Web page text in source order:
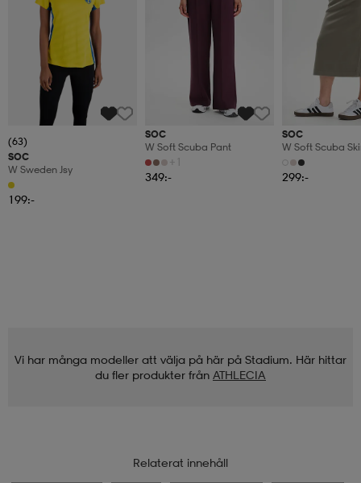
(63)
SOC
W Sweden Jsy
199:-
SOC
W Soft Scuba Pant
+1
349:-
SOC
W Soft Scuba
299:-
Vi har många modeller att välja på här på Stadium. Här hittar
du fler produkter från ATHLECIA
Relaterat innehåll